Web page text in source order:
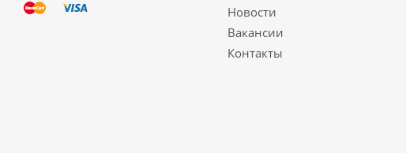
Новости
Вакансии
Контакты